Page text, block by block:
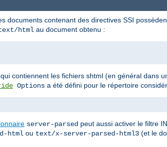
documents contenant des directives SSI
html au document obtenu :
contiennent les fichiers shtml (en général dans
Options a été défini pour le répertoire
server-parsed peut aussi activer le filtre
html ou text/x-server-parsed-html3 (et le